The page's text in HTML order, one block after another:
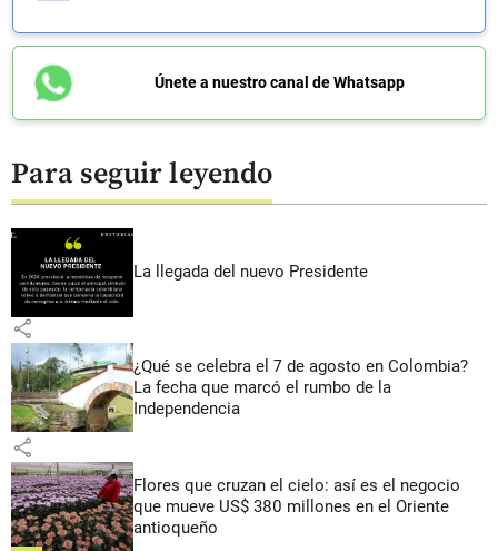
Únete a nuestro canal de Whatsapp
Para seguir leyendo
La llegada del nuevo Presidente
share
¿Qué se celebra el 7 de agosto en Colombia?
La fecha que marcó el rumbo de la
Independencia
share
Flores que cruzan el cielo: así es el negocio
que mueve US$ 380 millones en el Oriente
antioqueño